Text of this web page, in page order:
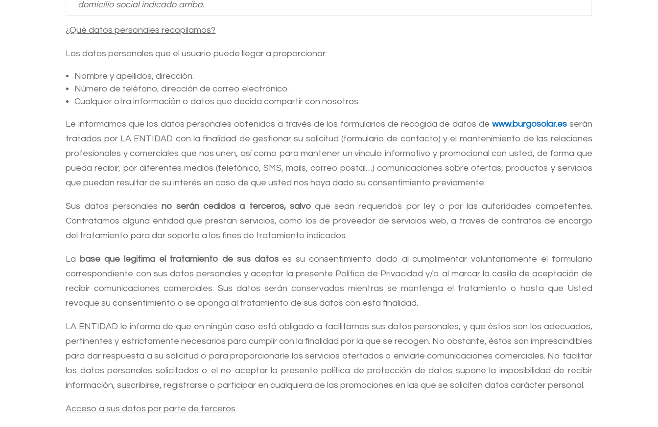
domicilio social indicado arriba.
¿Qué datos personales recopilamos?
Los datos personales que el usuario puede llegar a proporcionar:
Nombre y apellidos, dirección.
Número de teléfono, dirección de correo electrónico.
Cualquier otra información o datos que decida compartir con nosotros.
Le informamos que los datos personales obtenidos a través de los formularios de recogida de datos de www.burgosolar.esserán
tratados por LA ENTIDAD con la finalidad de gestionar su solicitud (formulario de contacto) y el mantenimiento de las relaciones
profesionales y comerciales que nos unen, así como para mantener un vínculo informativo y promocional con usted, de forma que
pueda recibir, por diferentes medios (telefónico, SMS, mails, correo postal…) comunicaciones sobre ofertas, productos y servicios
que puedan resultar de su interés en caso de que usted nos haya dado su consentimiento previamente.
Sus datos personales no serán cedidos a terceros, salvoque sean requeridos por ley o por las autoridades competentes.
Contratamos alguna entidad que prestan servicios, como los de proveedor de servicios web, a través de contratos de encargo
del tratamiento para dar soporte a los fines de tratamiento indicados.
La base que legitima el tratamiento de sus datoses su consentimiento dado al cumplimentar voluntariamente el formulario
correspondiente con sus datos personales y aceptar la presente Política de Privacidad y/o al marcar la casilla de aceptación de
recibir comunicaciones comerciales. Sus datos serán conservados mientras se mantenga el tratamiento o hasta que Usted
revoque su consentimiento o se oponga al tratamiento de sus datos con esta finalidad.
LA ENTIDAD le informa de que en ningún caso está obligado a facilitarnos sus datos personales, y que éstos son los adecuados,
pertinentes y estrictamente necesarios para cumplir con la finalidad por la que se recogen. No obstante, éstos son imprescindibles
para dar respuesta a su solicitud o para proporcionarle los servicios ofertados o enviarle comunicaciones comerciales. No facilitar
los datos personales solicitados o el no aceptar la presente política de protección de datos supone la imposibilidad de recibir
información, suscribirse, registrarse o participar en cualquiera de las promociones en las que se soliciten datos carácter personal.
Acceso a sus datos por parte de terceros